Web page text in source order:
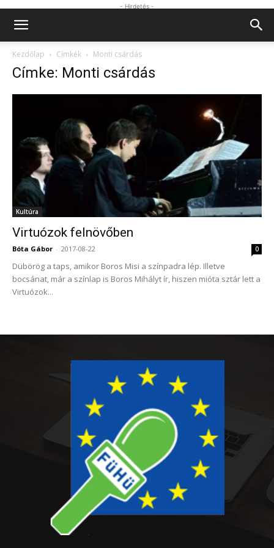
- Hirdetés -
Kezdőlap Címkék Monti csárdás
Címke: Monti csárdás
Kultúra
Virtuózok felnövőben
Bóta Gábor - 2017-08-22 0
Dübörög a taps, amikor Boros Misi a színpadra lép. Illetve
bocsánat, már a színlap is Boros Mihályt ír, hiszen mióta sztár lett a
Virtuózok...